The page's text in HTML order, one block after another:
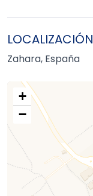
LOCALIZACIÓN
Zahara, España
+
−